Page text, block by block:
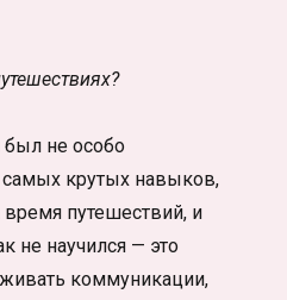
был не особо
крутых навыков,
путешествий, и
не научился — это
коммуникации,